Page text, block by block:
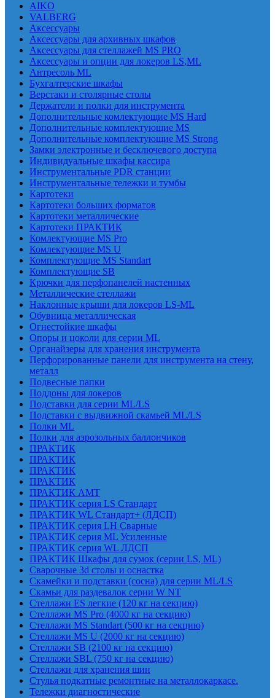
AIKO
VALBERG
Аксессуары
Аксессуары для архивных шкафов
Аксессуары для стеллажей MS PRO
Аксессуары и опции для локеров LS,ML
Антресоль ML
Бухгалтерские шкафы
Верстаки и столярные столы
Держатели и полки для инструмента
Дополнительные комлектующие MS Hard
Дополнительные комплектующие MS
Дополнительные комплектующие MS Strong
Замки электронные и бесключевого доступа
Индивидуальные шкафы кассира
Инструментальные PDR станции
Инструментальные тележки и тумбы
Картотеки
Картотеки больших форматов
Картотеки металлические
Картотеки ПРАКТИК
Комлектующие MS Pro
Комлектующие MS U
Комплектующие MS Standart
Комплектующие SB
Крючки для перфопанелей настенных
Металлические стеллажи
Наклонные крыши для локеров LS-ML
Обувница металлическая
Огнестойкие шкафы
Опоры и цоколи для серии ML
Органайзеры для хранения инструмента
Перфорированные панели для инструмента на стену,
металл
Подвесные папки
Поддоны для локеров
Подставки для серии ML/LS
Подставки с выдвижной скамьей ML/LS
Полки ML
Полки для аэрозольных баллончиков
ПРАКТИК
ПРАКТИК
ПРАКТИК
ПРАКТИК
ПРАКТИК AMT
ПРАКТИК cерия LS Стандарт
ПРАКТИК WL Стандарт+ (ЛДСП)
ПРАКТИК серия LH Сварные
ПРАКТИК серия ML Усиленные
ПРАКТИК серия WL ЛДСП
ПРАКТИК Шкафы для сумок (серии LS, ML)
Сварочные 3d столы и оснастка
Скамейки и подставки (сосна) для серии ML/LS
Скамьи для раздевалок серии W NT
Стеллажи ES легкие (120 кг на секцию)
Стеллажи MS Pro (4000 кг на секцию)
Стеллажи MS Standart (500 кг на секцию)
Стеллажи MS U (2000 кг на секцию)
Стеллажи SB (2100 кг на секцию)
Стеллажи SBL (750 кг на секцию)
Стеллажи для хранения шин
Стулья подкатные ремонтные на металлокаркасе.
Тележки диагностические